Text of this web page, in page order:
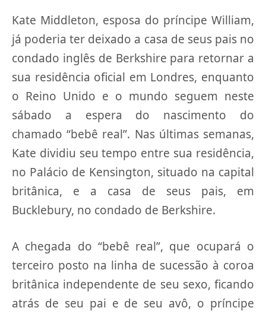
Kate Middleton, esposa do príncipe William,
já poderia ter deixado a casa de seus pais no
condado inglês de Berkshire para retornar a
sua residência oficial em Londres, enquanto
o Reino Unido e o mundo seguem neste
sábado a espera do nascimento do
chamado “bebê real”. Nas últimas semanas,
Kate dividiu seu tempo entre sua residência,
no Palácio de Kensington, situado na capital
britânica, e a casa de seus pais, em
Bucklebury, no condado de Berkshire.
A chegada do “bebê real”, que ocupará o
terceiro posto na linha de sucessão à coroa
britânica independente de seu sexo, ficando
atrás de seu pai e de seu avô, o príncipe